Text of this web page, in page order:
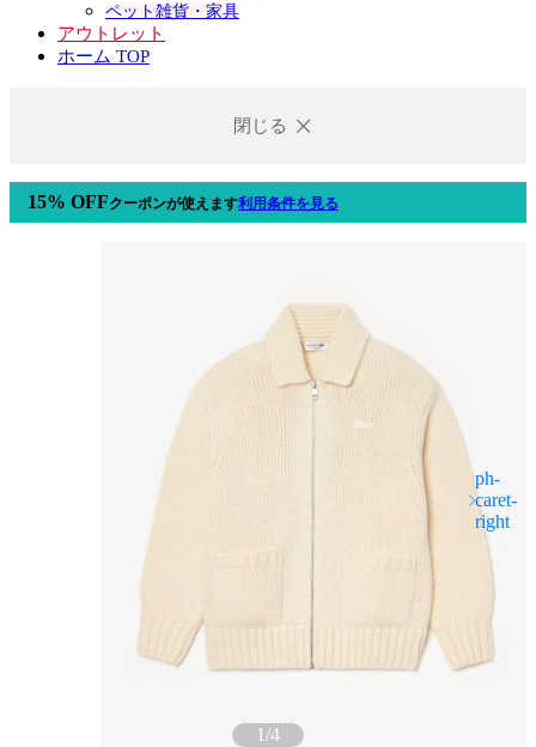
ペット雑貨・家具
アウトレット
ホーム TOP
閉じる
15% OFFクーポンが使えます利用条件を見る
1/4